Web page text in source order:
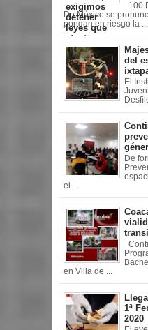
100
De México se
pongan en riesgo la ...
del
El
De
el ...
en Villa de ...
1ª
2020